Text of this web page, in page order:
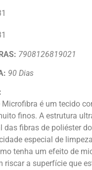
7908126819021
90 Dias
Microfibra é um tecido
finos. A estrutura
das fibras de poliéster
especial de
tenha um efeito de
riscar a superfície que